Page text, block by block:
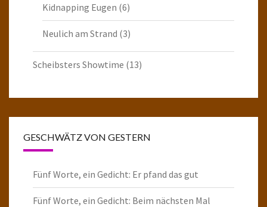
Kidnapping Eugen (6)
Neulich am Strand (3)
Scheibsters Showtime (13)
GESCHWÄTZ VON GESTERN
Fünf Worte, ein Gedicht: Er pfand das gut
Fünf Worte, ein Gedicht: Beim nächsten Mal